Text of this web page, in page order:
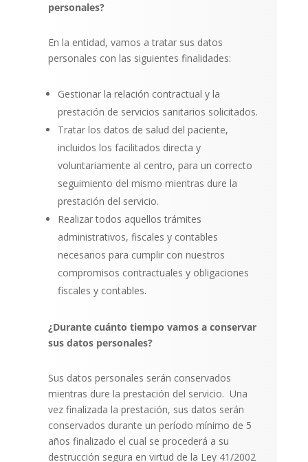
personales?
En la entidad, vamos a tratar sus datos
personales con las siguientes finalidades:
Gestionar la relación contractual y la
prestación de servicios sanitarios solicitados.
Tratar los datos de salud del paciente,
incluidos los facilitados directa y
voluntariamente al centro, para un correcto
seguimiento del mismo mientras dure la
prestación del servicio.
Realizar todos aquellos trámites
administrativos, fiscales y contables
necesarios para cumplir con nuestros
compromisos contractuales y obligaciones
fiscales y contables.
¿Durante cuánto tiempo vamos a conservar
sus datos personales?
Sus datos personales serán conservados
mientras dure la prestación del servicio. Una
vez finalizada la prestación, sus datos serán
conservados durante un período mínimo de 5
años finalizado el cual se procederá a su
destrucción segura en virtud de la Ley 41/2002